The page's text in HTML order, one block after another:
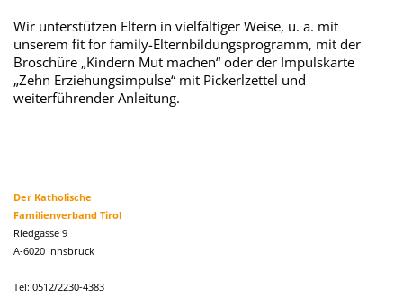
Wir unterstützen Eltern in vielfältiger Weise, u. a. mit
unserem fit for family-Elternbildungsprogramm, mit der
Broschüre „Kindern Mut machen“ oder der Impulskarte
„Zehn Erziehungsimpulse“ mit Pickerlzettel und
weiterführender Anleitung.
Der Katholische
Familienverband Tirol
Riedgasse 9
A-6020 Innsbruck
Tel: 0512/2230-4383